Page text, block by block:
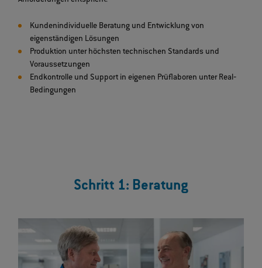
Kundenindividuelle Beratung und Entwicklung von
eigenständigen Lösungen
Produktion unter höchsten technischen Standards und
Voraussetzungen
Endkontrolle und Support in eigenen Prüflaboren unter Real‐
Bedingungen
Schritt 1: Beratung